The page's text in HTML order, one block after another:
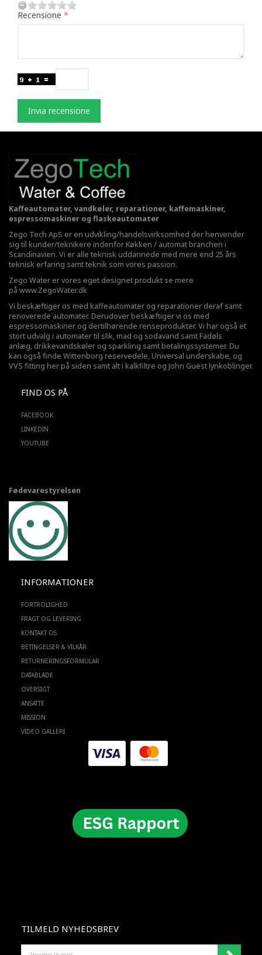
Recensione
Invia recensione
Kaffeautomater, vandkøler, reparationer, kaffemaskiner,
espressomaskiner og flaskeautomater
Zego Tech ApS er en udvikling/handelsvirksomhed der henvender
sig til kunder/teknikere indenfor Køkken / automat branchen i
Scandinavien. Vi er alle teknisk uddannede med mere end 25 års
teknisk erfaring samt teknik som vores passion.
Zego Water er vores eget designet produkt se mere
på www.ZegoWater.dk
Vi beskæftiger os med kaffeautomater og reparationer deraf samt
renoverede automater. Derudover beskæftiger vi os med
espressomaskiner og dertilhørende renseprodukter. Vi har også et
stort udvalg i automater til slik, mad og sodavand samt Fadøls
anlæg, drikkevandskøler og sparkling samt betalingssystemer. Du
kan også finde Wittenborg reservedele, Universal underskabe, og
VVS fitting her på siden samt alt i kalkfiltre og John Guest lynkoblinger.
FIND OS PÅ
FACEBOOK
LINKEDIN
YOUTUBE
Fødevarestyrelsen
INFORMATIONER
FORTROLIGHED
FRAGT OG LEVERING
KONTAKT OS
BETINGELSER & VILKÅR
RETURNERINGSFORMULAR
DATABLADE
OVERSIGT
ANSATTE
MISSION
VIDEO GALLERI
TILMELD NYHEDSBREV